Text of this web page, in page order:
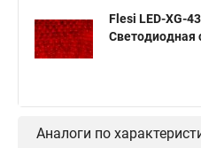
Flesi LED-XG-
Светодиодная
Аналоги по